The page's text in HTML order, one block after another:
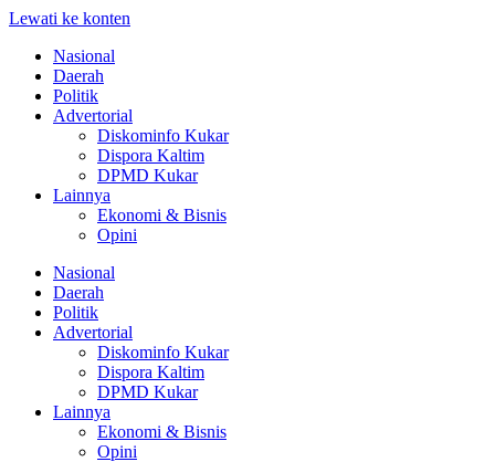
Lewati ke konten
Nasional
Daerah
Politik
Advertorial
Diskominfo Kukar
Dispora Kaltim
DPMD Kukar
Lainnya
Ekonomi & Bisnis
Opini
Nasional
Daerah
Politik
Advertorial
Diskominfo Kukar
Dispora Kaltim
DPMD Kukar
Lainnya
Ekonomi & Bisnis
Opini